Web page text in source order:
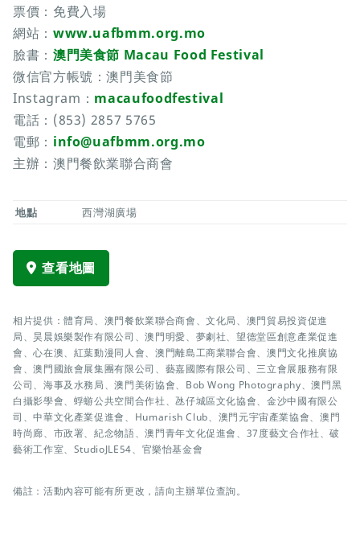
票價：免費入場
網站： www.uafbmm.org.mo
臉書： 澳門美食節 Macau Food Festival
微信官方帳號：澳門美食節
Instagram： macaufoodfestival
電話：(853) 2857 5765
電郵： info@uafbmm.org.mo
主辦：澳門餐飲業聯合商會
地點 西灣湖廣場
查看地圖
相片提供：體育局、澳門餐飲業聯合商會、文化局、澳門貿易投資促進
局、昊晨娛樂製作有限公司、澳門明愛、夢劇社、望德堂區創意產業促進
會、心在澳、紅葉動漫同人會、澳門離島工商業聯合會、澳門文化推廣協
會、澳門國旅會展集團有限公司、藝嘉國際有限公司、三立會展服務有限
公司、海事及水務局、澳門美術協會、Bob Wong Photography、澳門黑
白攝影學會、蜉蝣公共空間合作社、氹仔城區文化協會、金沙中國有限公
司、中華文化產業促進會、Humarish Club、澳門元宇宙產業協會、澳門
時尚廊、市政署、紀念物語、澳門青年文化促進會、37度藝文合作社、破
藝術工作室、StudioJLE54、官樂怡基金會
備註：活動內容可能有所更改，請向主辦單位查詢。